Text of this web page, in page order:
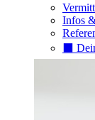
Infos
⬛️